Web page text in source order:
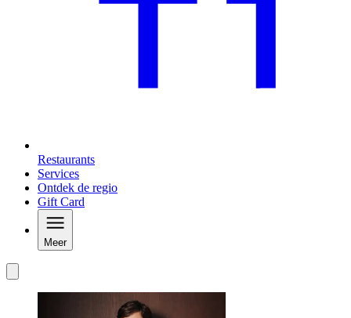
Restaurants
Services
Ontdek de regio
Gift Card
Meer